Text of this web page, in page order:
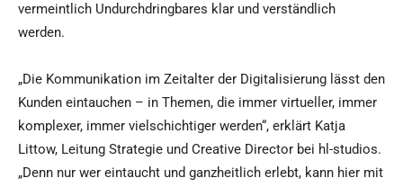
vermeintlich Undurchdringbares klar und verständlich
werden.
„Die Kommunikation im Zeitalter der Digitalisierung lässt den
Kunden eintauchen – in Themen, die immer virtueller, immer
komplexer, immer vielschichtiger werden“, erklärt Katja
Littow, Leitung Strategie und Creative Director bei hl-studios.
„Denn nur wer eintaucht und ganzheitlich erlebt, kann hier mit